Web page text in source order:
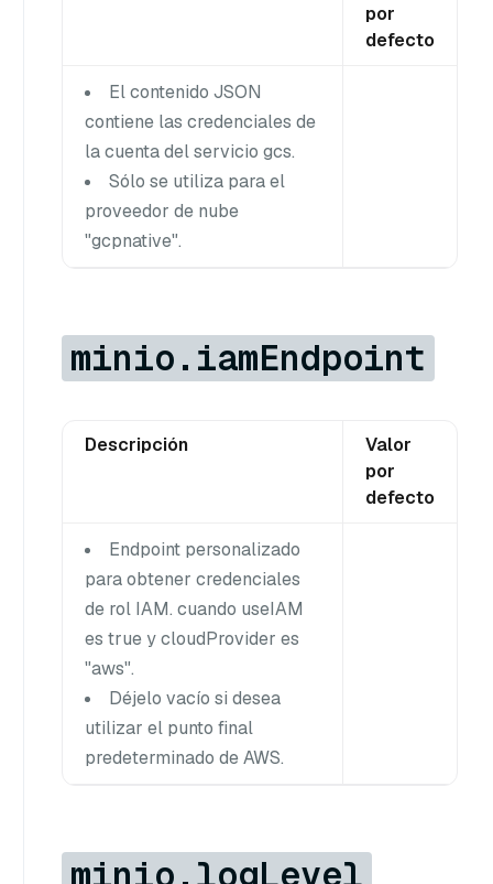
por
defecto
El contenido JSON
contiene las credenciales de
la cuenta del servicio gcs.
Sólo se utiliza para el
proveedor de nube
"gcpnative".
minio.iamEndpoint
Descripción
Valor
por
defecto
Endpoint personalizado
para obtener credenciales
de rol IAM. cuando useIAM
es true y cloudProvider es
"aws".
Déjelo vacío si desea
utilizar el punto final
predeterminado de AWS.
minio.logLevel